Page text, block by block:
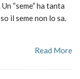
“seme” ha tanta
il seme non lo sa.
Read More